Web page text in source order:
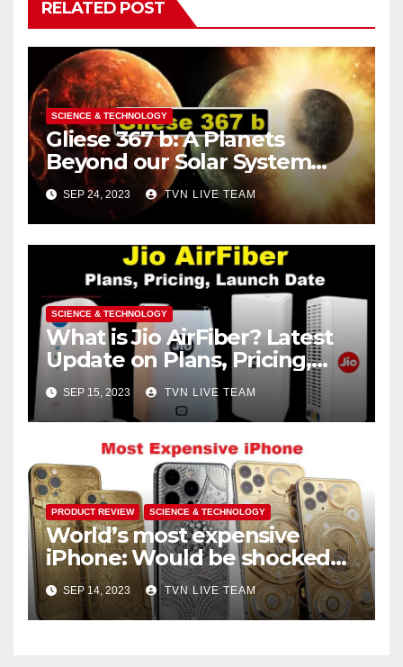
RELATED POST
SCIENCE & TECHNOLOGY
Gliese 367 b: A Planets
Beyond our Solar System
Made of Iron
SEP 24, 2023 TVN LIVE TEAM
SCIENCE & TECHNOLOGY
What is Jio AirFiber? Latest
Update on Plans, Pricing,
Launch Date, and More
SEP 15, 2023 TVN LIVE TEAM
PRODUCT REVIEW SCIENCE & TECHNOLOGY
World’s most expensive
iPhone: Would be shocked
to know the price
SEP 14, 2023 TVN LIVE TEAM